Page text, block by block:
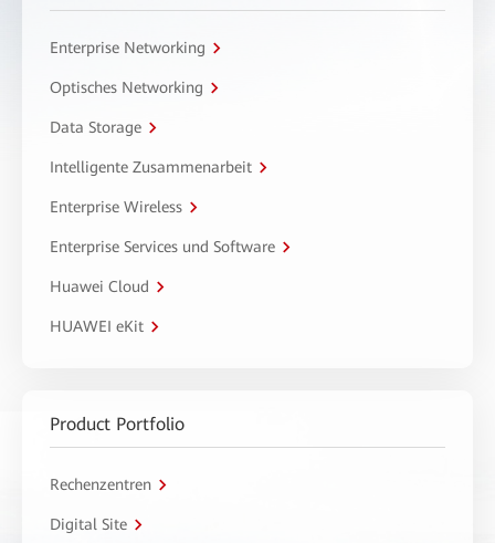
Enterprise Networking
Optisches Networking
Data Storage
Intelligente Zusammenarbeit
Enterprise Wireless
Enterprise Services und Software
Huawei Cloud
HUAWEI eKit
Product Portfolio
Rechenzentren
Digital Site